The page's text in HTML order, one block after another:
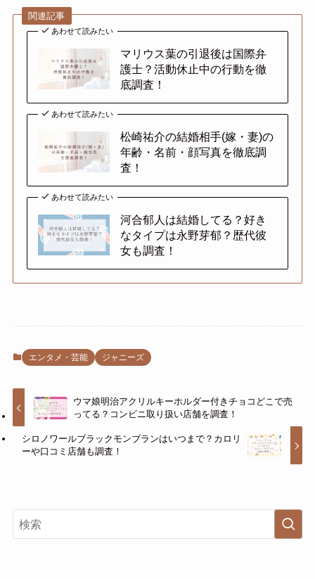
関連記事
あわせて読みたい
マリウス葉の引退後は国際弁
護士？活動休止中の行動を徹
底調査！
あわせて読みたい
松崎祐介の結婚相手(嫁・妻)の
年齢・名前・顔写真を徹底調
査！
あわせて読みたい
河合郁人は結婚してる？好き
なタイプは永野芽郁？歴代彼
女も調査！
エンタメ・芸能 ジャニーズ
ウマ娘明治アクリルキーホルダー付きチョコどこで売
ってる？コンビニ取り扱い店舗を調査！
シロノワールブラックモンブランはいつまで？カロリ
ーや口コミ店舗も調査！